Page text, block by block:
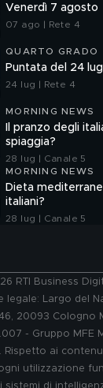
Venerdì 7 agosto
07 ago | Rete 4
QUARTO GRADO
Puntata del 24
24 lug | Rete 4
MORNING NEWS
Il pranzo degli
spiaggia?
28 lug | Canale 5
MORNING NEWS
Dieta
italiani?
28 lug | Canale 5
RTI Business
legale: Largo del
20093 Cologno
- Gruppo MFE
Rispetto ai
utilizzazione